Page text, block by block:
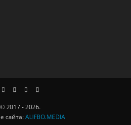
© 2017 - 2026.
сайта:ALIFBO.MEDIA